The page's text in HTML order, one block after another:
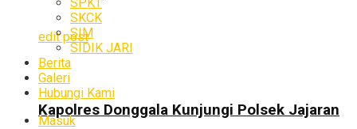
edit post
Kapolres Donggala Kunjungi Polsek Jajaran
SKCK
SIM
SIDIK JARI
Berita
Galeri
Hubungi Kami
Masuk